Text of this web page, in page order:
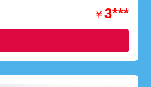
￥3***